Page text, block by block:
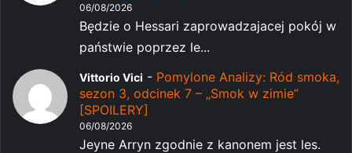
06/08/2026
Będzie o Hessari zaprowadzajacej pokój w
państwie poprzez le...
Vittorio Vici - Pomylone Analizy: Ród smoka,
sezon 3, odcinek 7 – „Smok w zimie”
[SPOILERY]
06/08/2026
Jeyne Arryn zgodnie z kanonem jest les.